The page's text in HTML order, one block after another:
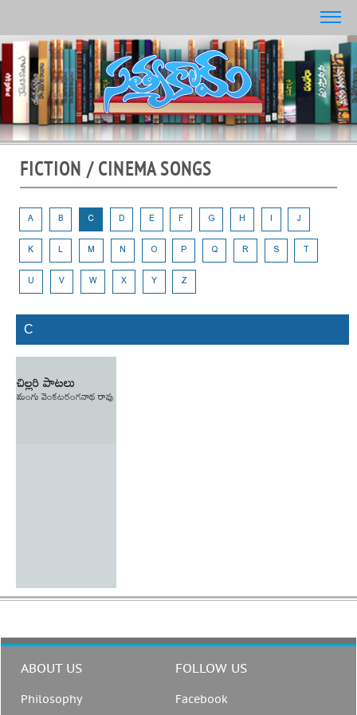
FICTION / CINEMA SONGS
A B C D E F G H I J
K L M N O P Q R S T
U V W X Y Z
C
చిల్లరి పాటలు
మంగు వెంకటరంగనాథ రావు
ABOUT US
Philosophy
FOLLOW US
Facebook